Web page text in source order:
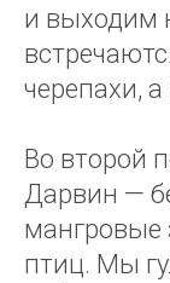
и выходим
черепахи,
Во второй
Дарвин —
мангровые
птиц. Мы